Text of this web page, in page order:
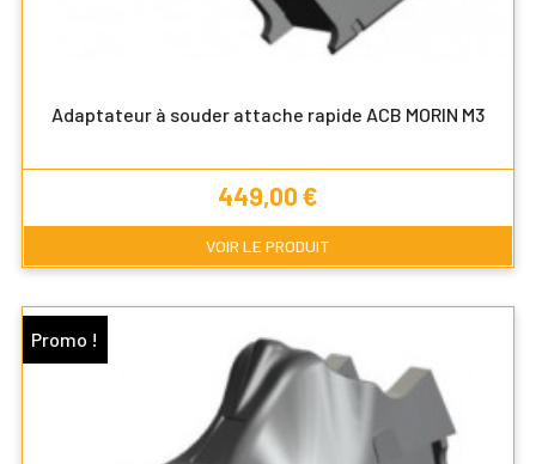
Adaptateur à souder attache rapide ACB MORIN M3
Prix
449,00 €
VOIR LE PRODUIT
Promo !